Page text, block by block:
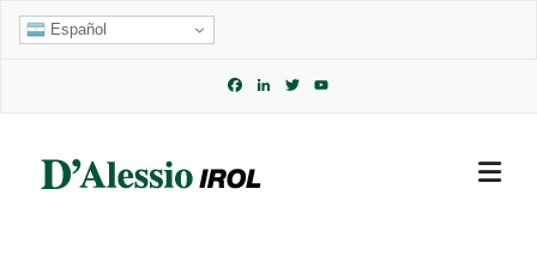
Skip
Español
Facebook
LinkedIn
Twitter